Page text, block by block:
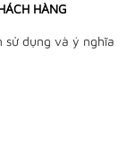
HÀNG
sử dụng và ý nghĩa